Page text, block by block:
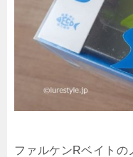
ファルケンRベイトの